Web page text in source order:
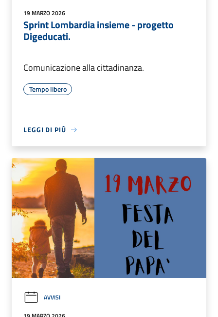
19 MARZO 2026
Sprint Lombardia insieme - progetto
Digeducati.
Comunicazione alla cittadinanza.
Tempo libero
LEGGI DI PIÙ
AVVISI